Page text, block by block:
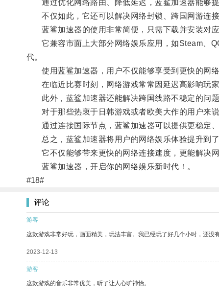
通过优化网络路由、降低延迟，蓝鲨加速器能够提
不仅如此，它还可以解决网络封锁、跨国网游连接
蓝鲨加速器的使用非常简便，只需下载并安装对应
它兼容市面上大部分网络娱乐应用，如Steam、
代。
使用蓝鲨加速器，用户不仅能够享受到更快的网络
在临近比赛时刻，网络游戏常常因延迟高影响玩家
此外，蓝鲨加速器还能解决跨国线路不稳定的问题
对于那些热衷于日韩游戏或者欧美大作的用户来说
通过连接国际节点，蓝鲨加速器可以提供更稳定、
总之，蓝鲨加速器将用户的网络娱乐体验提升到了
它不仅能够带来更快的网络连接速度，更能解决网
蓝鲨加速器，开启你的网络娱乐新时代！。
#18#
评论
游客
这款游戏非常好玩，画面精美，玩法丰富。我已经玩了好几个小时，还没有
2023-12-13
游客
这款游戏的音乐非常优美，听了让人心旷神怡。